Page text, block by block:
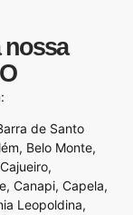
nossa
de Santo
, Belo Monte,
Cajueiro,
, Canapi, Capela,
Leopoldina,